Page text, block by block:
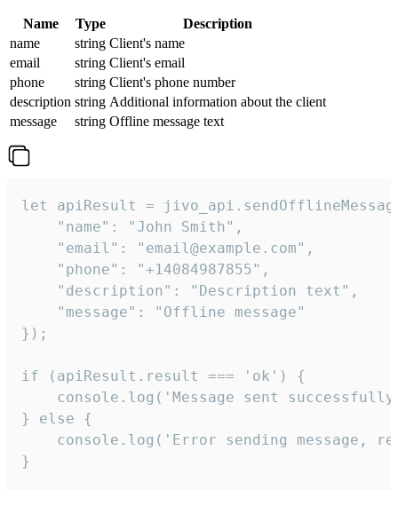
Name Type
Description
name
string Client's name
email
string Client's email
phone
string Client's phone number
description string Additional information about the client
message
string Offline message text
let apiResult =
    "name": "John Smith",
    "email": "email@example.com",
    "phone": "+14084987855",
    "description": "Description text",
    "message": "Offline message"
});
if (apiResult.result === 'ok') {
console.log('Message sent
} else {
console.log('Error sending message,
}